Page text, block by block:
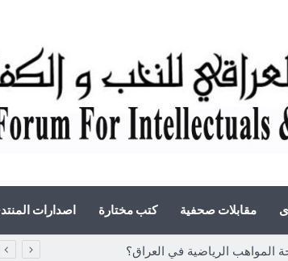
مقابلات صحفية كتب مختارة اصدارات